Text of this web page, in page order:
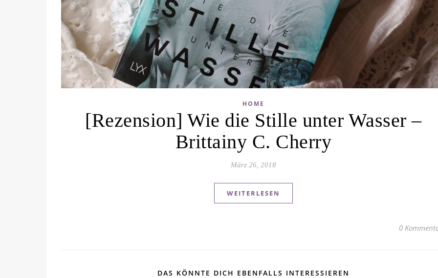
HOME
[Rezension] Wie die Stille unter Wasser –
Brittainy C. Cherry
März 26, 2018
WEITERLESEN
0
DAS KÖNNTE DICH EBENFALLS INTERESSIEREN